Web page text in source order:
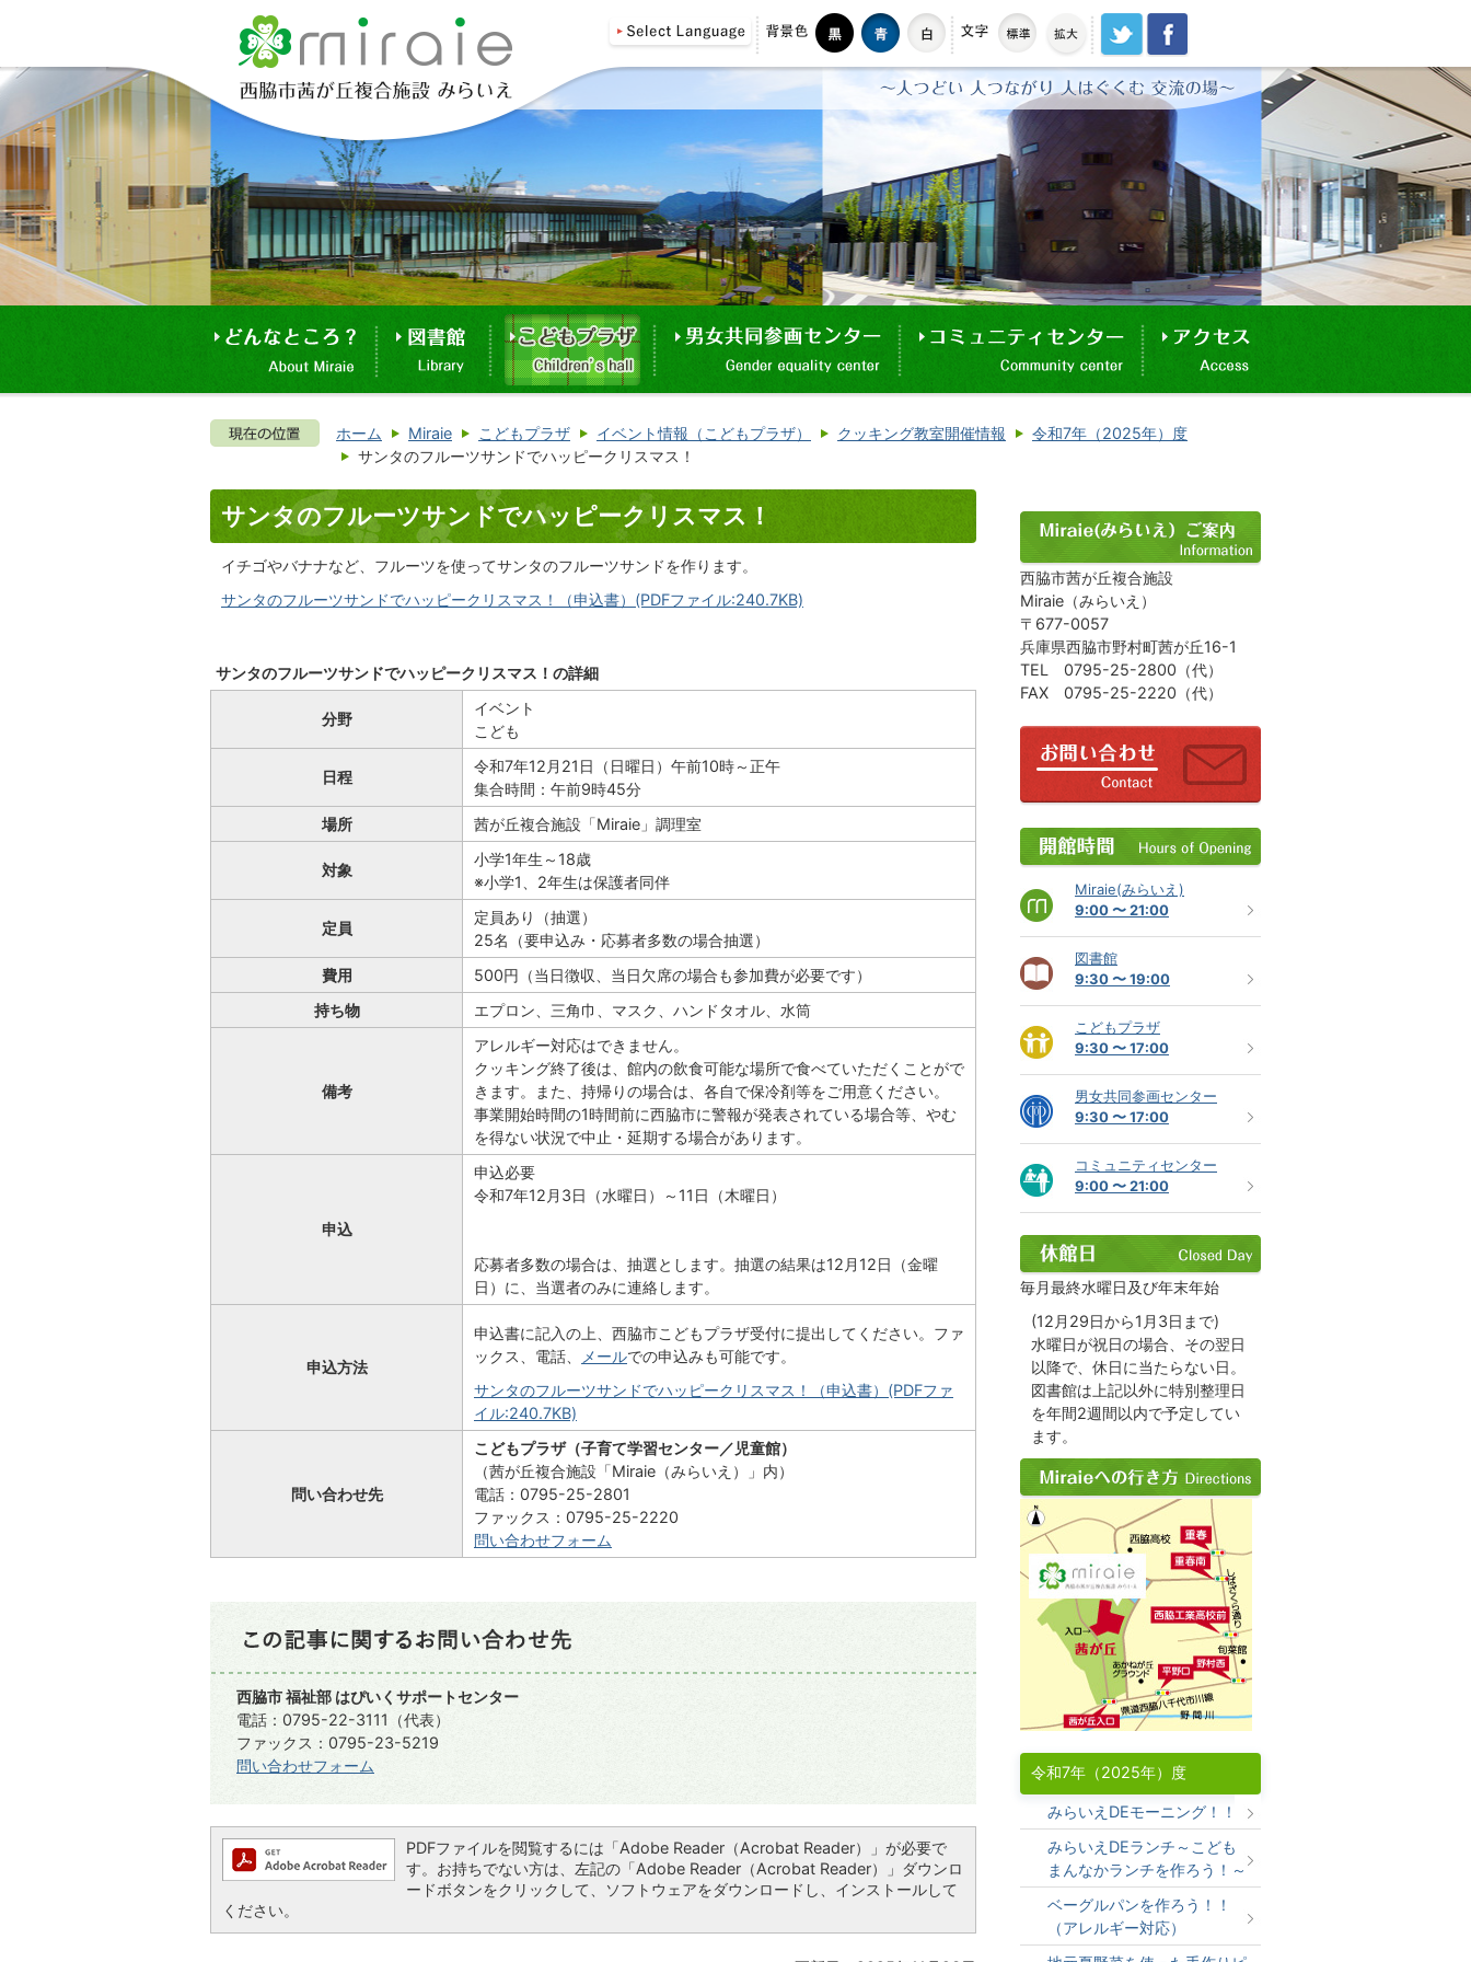
ホーム Miraie こどもプラザ イベント情報（こどもプラザ） クッキング教室開催情報
令和7年（2025年）度
サンタのフルーツサンドでハッピークリスマス！
サンタのフルーツサンドでハッピークリスマス！
イチゴやバナナなど、フルーツを使ってサンタのフルーツサンドを作ります。
サンタのフルーツサンドでハッピークリスマス！（申込書）(PDFファイル:240.7KB)
サンタのフルーツサンドでハッピークリスマス！の詳細
分野
イベント
こども
日程
令和7年12月21日（日曜日）午前10時～正午
集合時間：午前9時45分
場所
茜が丘複合施設「Miraie」調理室
対象
小学1年生～18歳
※小学1、2年生は保護者同伴
定員
定員あり（抽選）
25名（要申込み・応募者多数の場合抽選）
費用
500円（当日徴収、当日欠席の場合も参加費が必要です）
持ち物
エプロン、三角巾、マスク、ハンドタオル、水筒
備考
アレルギー対応はできません。
クッキング終了後は、館内の飲食可能な場所で食べていただくことがで
きます。また、持帰りの場合は、各自で保冷剤等をご用意ください。
事業開始時間の1時間前に西脇市に警報が発表されている場合等、やむ
を得ない状況で中止・延期する場合があります。
申込
申込必要
令和7年12月3日（水曜日）～11日（木曜日）
応募者多数の場合は、抽選とします。抽選の結果は12月12日（金曜
日）に、当選者のみに連絡します。
申込方法
申込書に記入の上、西脇市こどもプラザ受付に提出してください。ファ
ックス、電話、
メールでの申込みも可能です。
サンタのフルーツサンドでハッピークリスマス！（申込書）(PDFファ
イル:240.7KB)
問い合わせ先
こどもプラザ（子育て学習センター／児童館）
（茜が丘複合施設「Miraie（みらいえ）」内）
電話：0795-25-2801
ファックス：0795-25-2220
問い合わせフォーム
西脇市 福祉部 はぴいくサポートセンター
電話：0795-22-3111（代表）
ファックス：0795-23-5219
問い合わせフォーム
PDFファイルを閲覧するには「Adobe Reader（Acrobat Reader）」が必要で
す。お持ちでない方は、左記の「Adobe Reader（Acrobat Reader）」ダウンロ
ードボタンをクリックして、ソフトウェアをダウンロードし、インストールして
ください。
西脇市茜が丘複合施設
Miraie（みらいえ）
〒677-0057
兵庫県西脇市野村町茜が丘16-1
TEL 0795-25-2800（代）
FAX 0795-25-2220（代）
Miraie(みらいえ)
9:00 〜 21:00
図書館
9:30 〜 19:00
こどもプラザ
9:30 〜 17:00
男女共同参画センター
9:30 〜 17:00
コミュニティセンター
9:00 〜 21:00
毎月最終水曜日及び年末年始
(12月29日から1月3日まで)
水曜日が祝日の場合、その翌日
以降で、休日に当たらない日。
図書館は上記以外に特別整理日
を年間2週間以内で予定してい
ます。
令和7年（2025年）度
みらいえDEモーニング！！
みらいえDEランチ～こども
まんなかランチを作ろう！～
ベーグルパンを作ろう！！
（アレルギー対応）